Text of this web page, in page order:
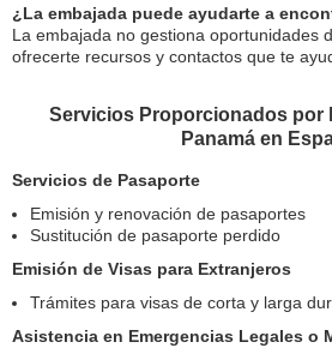
¿La embajada puede ayudarte a
La embajada no gestiona oportunidades
ofrecerte recursos y contactos que te
Servicios Proporcionados por
Panamá en
Servicios de Pasaporte
Emisión y renovación de pasaportes
Sustitución de pasaporte perdido
Emisión de Visas para Extranjeros
Trámites para visas de corta y larga
Asistencia en Emergencias Legales o